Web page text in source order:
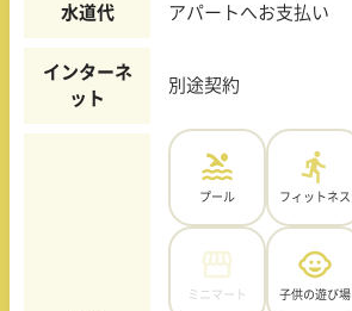
水道代 アパートへお支払い
インターネ
ット
別途契約
プール フィットネス
ミニマート 子供の遊び場